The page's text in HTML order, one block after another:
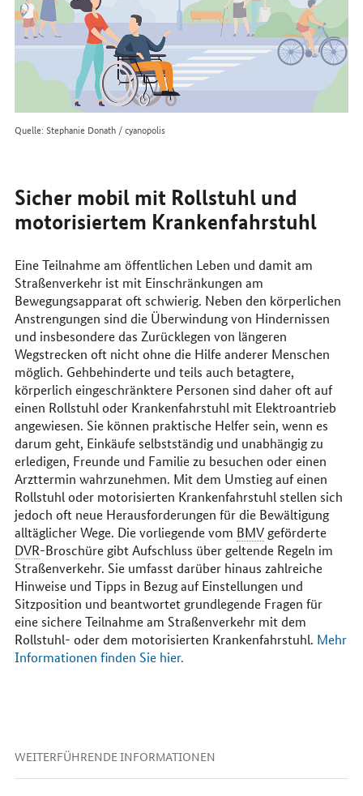
Quelle: Stephanie Donath / cyanopolis
Sicher mobil mit Rollstuhl und
motorisiertem Krankenfahrstuhl
Eine Teilnahme am öffentlichen Leben und damit am
Straßenverkehr ist mit Einschränkungen am
Bewegungsapparat oft schwierig. Neben den körperlichen
Anstrengungen sind die Überwindung von Hindernissen
und insbesondere das Zurücklegen von längeren
Wegstrecken oft nicht ohne die Hilfe anderer Menschen
möglich. Gehbehinderte und teils auch betagtere,
körperlich eingeschränktere Personen sind daher oft auf
einen Rollstuhl oder Krankenfahrstuhl mit Elektroantrieb
angewiesen. Sie können praktische Helfer sein, wenn es
darum geht, Einkäufe selbstständig und unabhängig zu
erledigen, Freunde und Familie zu besuchen oder einen
Arzttermin wahrzunehmen. Mit dem Umstieg auf einen
Rollstuhl oder motorisierten Krankenfahrstuhl stellen sich
jedoch oft neue Herausforderungen für die Bewältigung
alltäglicher Wege. Die vorliegende vom BMVgeförderte
DVR-Broschüre gibt Aufschluss über geltende Regeln im
Straßenverkehr. Sie umfasst darüber hinaus zahlreiche
Hinweise und Tipps in Bezug auf Einstellungen und
Sitzposition und beantwortet grundlegende Fragen für
eine sichere Teilnahme am Straßenverkehr mit dem
Rollstuhl- oder dem motorisierten Krankenfahrstuhl. Mehr
Informationen finden Sie hier.
WEITERFÜHRENDE INFORMATIONEN